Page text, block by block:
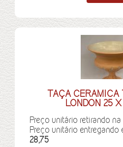
TAÇA CERAMICA
LONDON 25
Preço unitário retirando
Preço unitário entregando
28,75